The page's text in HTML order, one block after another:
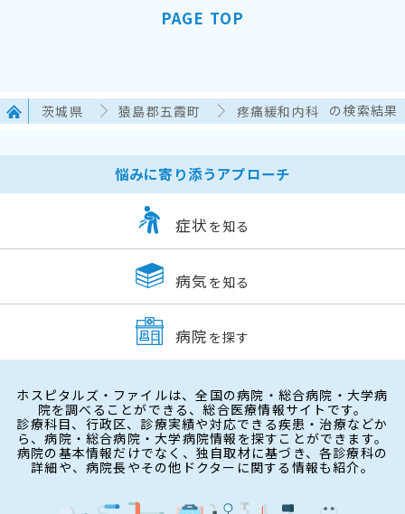
PAGE TOP
茨城県 猿島郡五霞町 疼痛緩和内科 の検索結果
悩みに寄り添うアプローチ
症状 を知る
病気 を知る
病院 を探す
ホスピタルズ・ファイルは、全国の病院・総合病院・大学病
院を調べることができる、総合医療情報サイトです。
診療科目、行政区、診療実績や対応できる疾患・治療などか
ら、病院・総合病院・大学病院情報を探すことができます。
病院の基本情報だけでなく、独自取材に基づき、各診療科の
詳細や、病院長やその他ドクターに関する情報も紹介。